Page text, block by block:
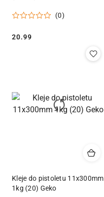
(0)
Cena:
20.99
Kleje do pistoletu 11x300mm
1kg (20) Geko